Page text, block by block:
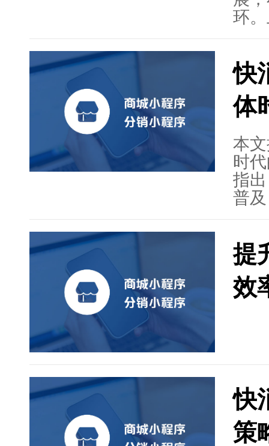
环
术
展
市
题
推
快
体
本
时
指
普
化
度
络
提
效
快
策